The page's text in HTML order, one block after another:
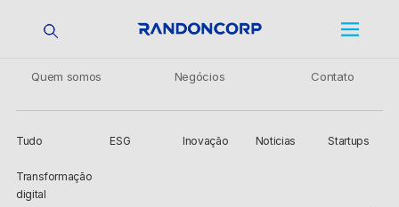
Quem somos Negócios Contato
Tudo ESG Inovação Noticias Startups
Transformação
digital